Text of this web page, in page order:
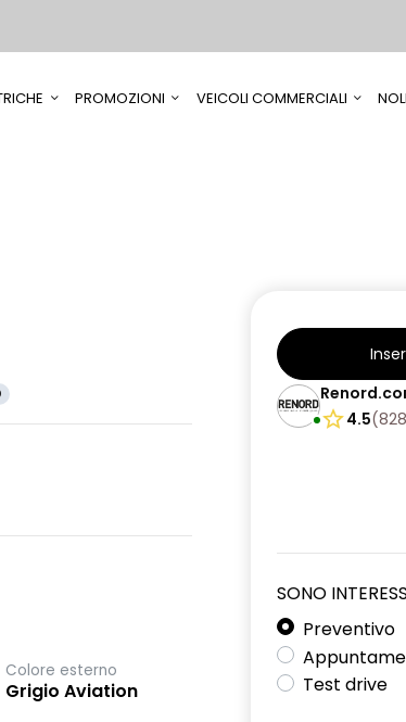
PROMOZIONI VEICOLI COMMERCIALI
Colore esterno
Grigio Aviation
4.5(828
SONO
Preventivo
Test drive